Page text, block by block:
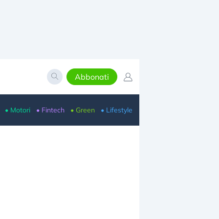
Abbonati
• Motori • Fintech • Green • Lifestyle